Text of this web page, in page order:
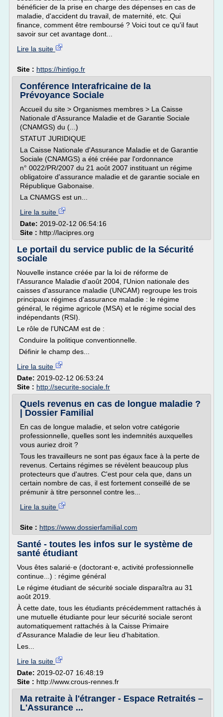
bénéficier de la prise en charge des dépenses en cas de
maladie, d'accident du travail, de maternité, etc. Qui
finance, comment être remboursé ? Voici tout ce qu'il faut
savoir sur cet avantage dont...
Lire la suite
Site : https://hintigo.fr
Conférence Interafricaine de la
Prévoyance Sociale
Accueil du site > Organismes membres > La Caisse
Nationale d'Assurance Maladie et de Garantie Sociale
(CNAMGS) du (...)
STATUT JURIDIQUE
La Caisse Nationale d'Assurance Maladie et de Garantie
Sociale (CNAMGS) a été créée par l'ordonnance
n° 0022/PR/2007 du 21 août 2007 instituant un régime
obligatoire d'assurance maladie et de garantie sociale en
République Gabonaise.
La CNAMGS est un...
Lire la suite
Date: 2019-02-12 06:54:16
Site : http://lacipres.org
Le portail du service public de la Sécurité
sociale
Nouvelle instance créée par la loi de réforme de
l'Assurance Maladie d'août 2004, l'Union nationale des
caisses d'assurance maladie (UNCAM) regroupe les trois
principaux régimes d'assurance maladie : le régime
général, le régime agricole (MSA) et le régime social des
indépendants (RSI).
Le rôle de l'UNCAM est de :
Conduire la politique conventionnelle.
Définir le champ des...
Lire la suite
Date: 2019-02-12 06:53:24
Site : http://securite-sociale.fr
Quels revenus en cas de longue maladie ?
| Dossier Familial
En cas de longue maladie, et selon votre catégorie
professionnelle, quelles sont les indemnités auxquelles
vous auriez droit ?
Tous les travailleurs ne sont pas égaux face à la perte de
revenus. Certains régimes se révèlent beaucoup plus
protecteurs que d'autres. C'est pour cela que, dans un
certain nombre de cas, il est fortement conseillé de se
prémunir à titre personnel contre les...
Lire la suite
Site : https://www.dossierfamilial.com
Santé - toutes les infos sur le système de
santé étudiant
Vous êtes salarié·e (doctorant·e, activité professionnelle
continue...) : régime général
Le régime étudiant de sécurité sociale disparaîtra au 31
août 2019.
À cette date, tous les étudiants précédemment rattachés à
une mutuelle étudiante pour leur sécurité sociale seront
automatiquement rattachés à la Caisse Primaire
d'Assurance Maladie de leur lieu d'habitation.
Les...
Lire la suite
Date: 2019-02-07 16:48:19
Site : http://www.crous-rennes.fr
Ma retraite à l'étranger - Espace Retraités –
L'Assurance ...